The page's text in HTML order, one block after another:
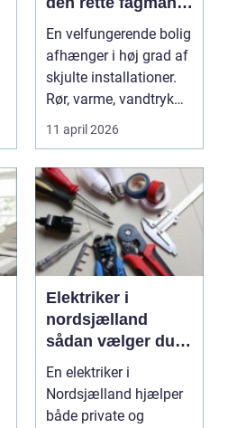
til vand, varme og
energi
En velfungerende bolig
afhænger i høj grad af
skjulte installationer.
Rør, varme, vandtryk
og afløb ...
11 april 2026
Elektriker i
nordsjælland
sådan vælger du
den rette fagmand
En elektriker i
Nordsjælland hjælper
både private og